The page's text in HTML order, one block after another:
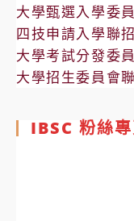
大學甄選入學委
四技申請入學聯
大學考試分發委
大學招生委員會
IBSC 粉絲